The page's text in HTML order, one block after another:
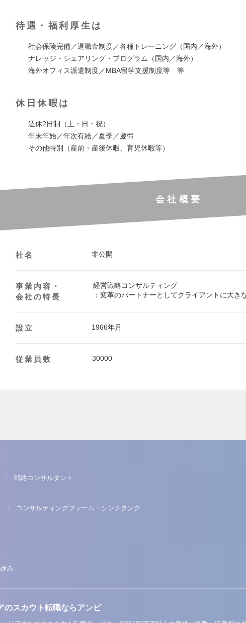
待遇・福利厚生は
社会保険完備／退職金制度／各種トレーニング（国内／海外）
ナレッジ・シェアリング・プログラム（国内／海外）
海外オフィス派遣制度／MBA留学支援制度等 等
休日休暇は
週休2日制（土・日・祝）
年末年始／年次有給／夏季／慶弔
その他特別（産前・産後休暇、育児休暇等）
会社概要
社名 非公開
事業内容・
会社の特長
経営戦略コンサルティング
：変革のパートナーとしてクライアントに大き
設立 1966年月
従業員数 30000
戦略コンサルタント
コンサルティングファーム・シンクタンク
み
のスカウト転職ならアンビ